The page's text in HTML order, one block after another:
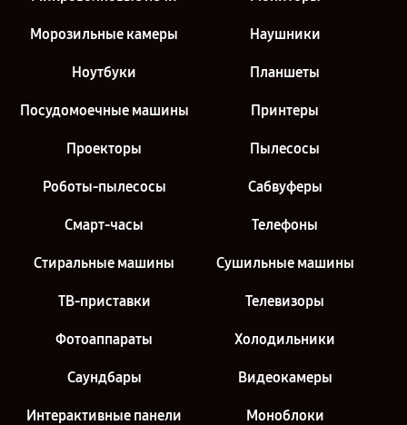
Морозильные камеры Наушники
Ноутбуки Планшеты
Посудомоечные машины Принтеры
Проекторы Пылесосы
Роботы-пылесосы Сабвуферы
Смарт-часы Телефоны
Стиральные машины Сушильные машины
ТВ-приставки Телевизоры
Фотоаппараты Холодильники
Саундбары Видеокамеры
Интерактивные панели Моноблоки